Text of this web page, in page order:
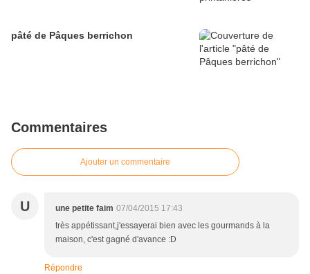
pâté de Pâques berrichon
Commentaires
Ajouter un commentaire
U une petite faim 07/04/2015 17:43
très appétissant,j'essayerai bien avec les gourmands à la
maison, c'est gagné d'avance :D
Répondre